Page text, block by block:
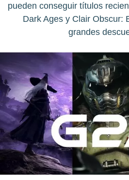
pueden conseguir títulos
Dark Ages y Clair Obscur:
grandes